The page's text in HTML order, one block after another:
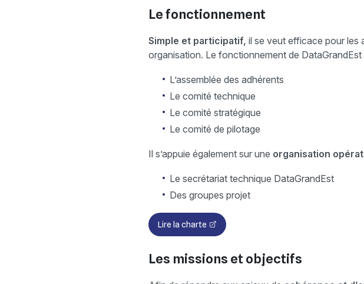
Le fonctionnement
Simple et participatif, il se veut efficace pour les
organisation. Le fonctionnement de
L’assemblée des adhérents
Le comité technique
Le comité stratégique
Le comité de pilotage
Il s’appuie également sur une organisation
Le secrétariat technique DataGrandEst
Des groupes projet
Lire la charte
Les missions et objectifs